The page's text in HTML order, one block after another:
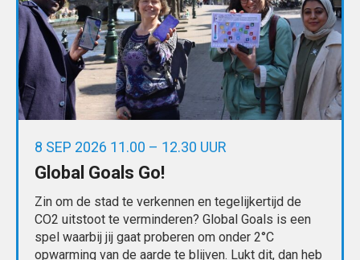
8 SEP 2026 11.00 – 12.30 UUR
Global Goals Go!
Zin om de stad te verkennen en tegelijkertijd de
CO2 uitstoot te verminderen? Global Goals is een
spel waarbij jij gaat proberen om onder 2°C
opwarming van de aarde te blijven. Lukt dit, dan heb